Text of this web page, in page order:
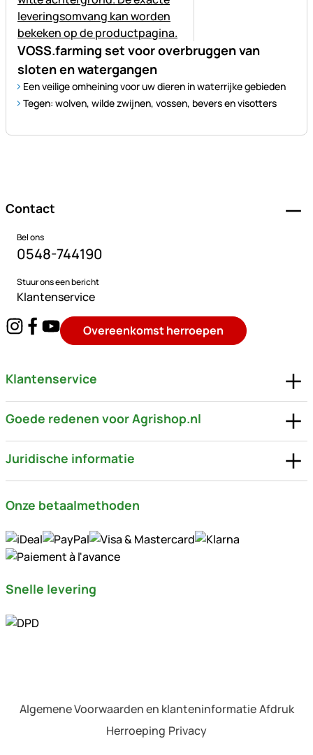
VOSS.farming set voor overbruggen van
sloten en watergangen
Een veilige omheining voor uw dieren in waterrijke gebieden
Tegen: wolven, wilde zwijnen, vossen, bevers en visotters
Contact
Bel ons
0548-744190
Stuur ons een bericht
Klantenservice
Overeenkomst herroepen
Klantenservice
Goede redenen voor Agrishop.nl
Juridische informatie
Onze betaalmethoden
Snelle levering
Algemene Voorwaarden en klanteninformatie Afdruk
Herroeping Privacy